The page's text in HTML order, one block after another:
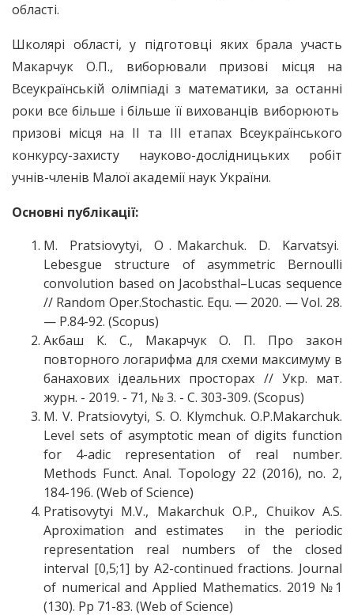
області.
Школярі області, у підготовці яких брала участь
Макарчук О.П., виборювали призові місця на
Всеукраїнській олімпіаді з математики, за останні
роки все більше і більше її вихованців виборюють
призові місця на ІІ та ІІІ етапах Всеукраїнського
конкурсу-захисту науково-дослідницьких робіт
учнів-членів Малої академії наук України.
Основні публікації:
M. Pratsiovytyi, O . Makarchuk. D. Karvatsyi.
Lebesgue structure of asymmetric Bernoulli
convolution based on Jacobsthal–Lucas sequence
// Random Oper.Stochastic. Equ. — 2020. — Vol. 28.
— P.84-92. (Scopus)
Акбаш К. С., Макарчук О. П. Про закон
повторного логарифма для схеми максимуму в
банахових ідеальних просторах // Укр. мат.
журн. - 2019. - 71, № 3. - С. 303-309. (Scopus)
M. V. Pratsiovytyi, S. O. Klymchuk. O.P.Makarchuk.
Level sets of asymptotic mean of digits function
for 4-adic representation of real number.
Methods Funct. Anal. Topology 22 (2016), no. 2,
184-196. (Web of Science)
Pratisovytyi M.V., Makarchuk O.P., Chuikov A.S.
Aproximation and estimates in the periodic
representation real numbers of the closed
interval [0,5;1] by A2-continued fractions. Journal
of numerical and Applied Mathematics. 2019 №1
(130). Pp 71-83. (Web of Science)